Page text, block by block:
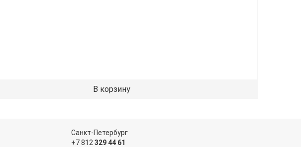
В корзину
Санкт-Петербург
+7 812 329 44 61